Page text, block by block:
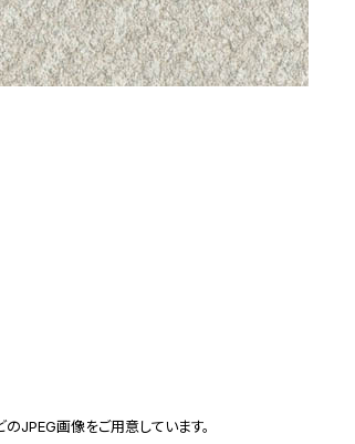
JPEG画像をご用意しています。